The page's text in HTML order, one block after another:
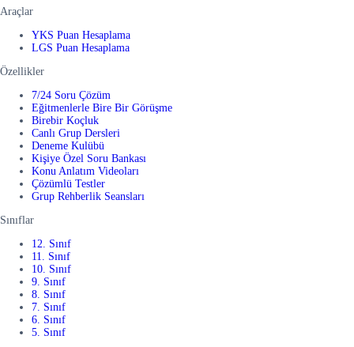
Araçlar
YKS Puan Hesaplama
LGS Puan Hesaplama
Özellikler
7/24 Soru Çözüm
Eğitmenlerle Bire Bir Görüşme
Birebir Koçluk
Canlı Grup Dersleri
Deneme Kulübü
Kişiye Özel Soru Bankası
Konu Anlatım Videoları
Çözümlü Testler
Grup Rehberlik Seansları
Sınıflar
12. Sınıf
11. Sınıf
10. Sınıf
9. Sınıf
8. Sınıf
7. Sınıf
6. Sınıf
5. Sınıf